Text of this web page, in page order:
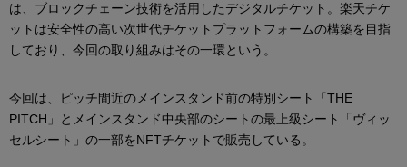
は、ブロックチェーン技術を活用したデジタルチケット。楽天チケ
ットは安全性の高い次世代チケットプラットフォームの構築を目指
しており、今回の取り組みはその一環という。
今回は、ピッチ間近のメインスタンド前の特別シート「THE
PITCH」とメインスタンド中央部のシートの最上級シート「ヴィッ
セルシート」の一部をNFTチケットで販売している。